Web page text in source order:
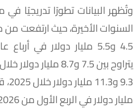
وتُظهر البيانات تطورًا تدريجيًا
السنوات الأخيرة، حيث ارتفعت
مليار دولار في الربع الأول من 2026.